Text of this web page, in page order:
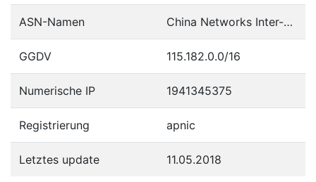
ASN-Namen China Networks Inter-Exchange
GGDV 115.182.0.0/16
Numerische IP 1941345375
Registrierung apnic
Letztes update 11.05.2018